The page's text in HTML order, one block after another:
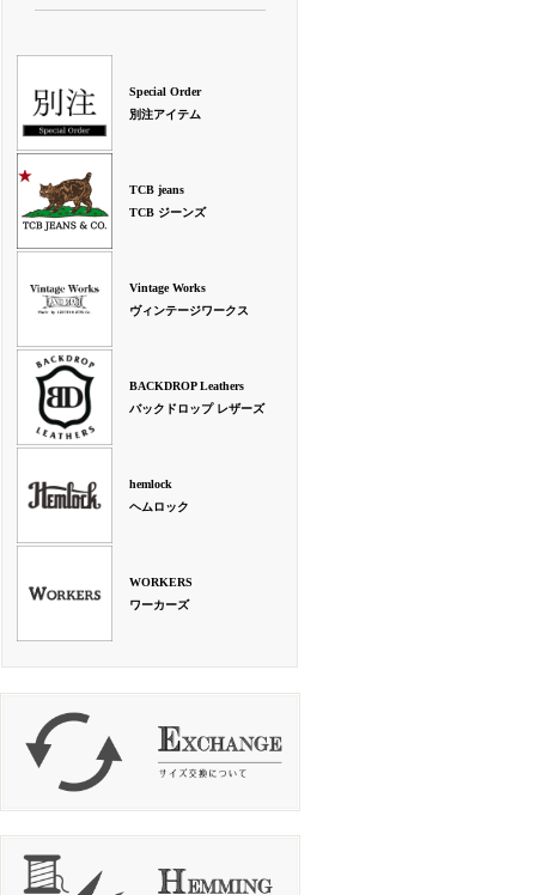
Special Order
別注アイテム
TCB jeans
TCB ジーンズ
Vintage Works
ヴィンテージワークス
BACKDROP Leathers
バックドロップ レザーズ
hemlock
ヘムロック
WORKERS
ワーカーズ